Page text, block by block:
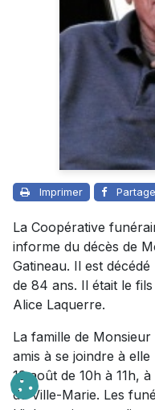
Imprimer
La Coopérative
informe du décès de
Gatineau. Il est décédé
de 84 ans. Il était le
Alice Laquerre.
La famille de
amis à se joindre à
13 août de 10h à 11h,
de Ville-Marie. Les